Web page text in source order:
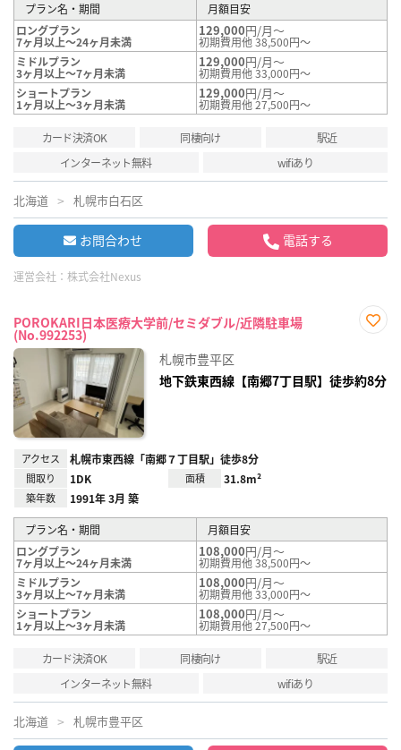
プラン名・期間
月額目安
ロングプラン
7ヶ月以上～24ヶ月未満
129,000円/月～
初期費用他 38,500円～
ミドルプラン
3ヶ月以上～7ヶ月未満
129,000円/月～
初期費用他 33,000円～
ショートプラン
1ヶ月以上～3ヶ月未満
129,000円/月～
初期費用他 27,500円～
カード決済OK 同棲向け
駅近
インターネット無料
wifiあり
北海道 札幌市白石区
お問合わせ 電話する
運営会社： 株式会社Nexus
POROKARI日本医療大学前/セミダブル/近隣駐車場
(No.992253)
録
札幌市豊平区
地下鉄東西線【南郷7丁目駅】徒歩約8分
アクセス 札幌市東西線「南郷７丁目駅」徒歩8分
間取り 1DK 面積 31.8m²
築年数 1991年 3月 築
プラン名・期間
月額目安
ロングプラン
7ヶ月以上～24ヶ月未満
108,000円/月～
初期費用他 38,500円～
ミドルプラン
3ヶ月以上～7ヶ月未満
108,000円/月～
初期費用他 33,000円～
ショートプラン
1ヶ月以上～3ヶ月未満
108,000円/月～
初期費用他 27,500円～
カード決済OK 同棲向け
駅近
インターネット無料
wifiあり
北海道 札幌市豊平区